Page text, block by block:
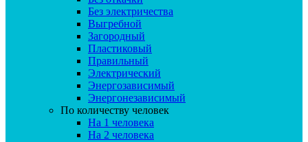
Без электричества
Выгребной
Загородный
Пластиковый
Правильный
Электрический
Энергозависимый
Энергонезависимый
По количеству человек
На 1 человека
На 2 человека